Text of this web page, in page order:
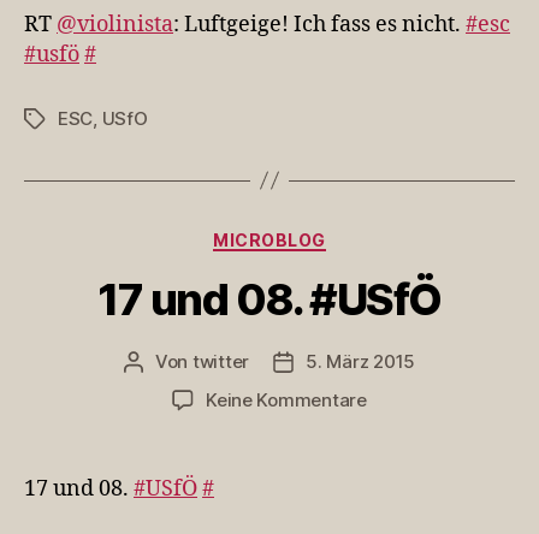
Luftgeige!
RT @violinista: Luftgeige! Ich fass es nicht. #esc
#usfö#
Schlagwörter
ESC USfO
Kategorien
MICROBLOG
17 und 08. #USfÖ
Beitragsautor
Von twitter Veröffentlichungsdatum
5. März 2015
Keine Kommentarezu
17 und 08. #USfÖ#